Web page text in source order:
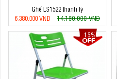
Ghế LS1522 thanh lý
6.380.000 VNĐ
14.180.000 VNĐ
15%